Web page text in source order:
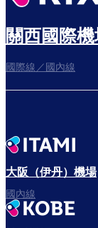
關西國際
國際線／國內線
大阪（伊丹）機場
國內線